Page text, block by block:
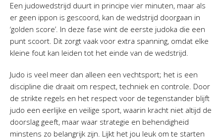
Een judowedstrijd duurt in principe vier minuten, maar als
er geen ippon is gescoord, kan de wedstrijd doorgaan in
‘golden score’. In deze fase wint de eerste judoka die een
punt scoort. Dit zorgt vaak voor extra spanning, omdat elke
kleine fout kan leiden tot het einde van de wedstrijd.
Judo is veel meer dan alleen een vechtsport; het is een
discipline die draait om respect, techniek en controle. Door
de strikte regels en het respect voor de tegenstander blijft
judo een eerlijke en veilige sport, waarin kracht niet altijd de
doorslag geeft, maar waar strategie en behendigheid
minstens zo belangrijk zijn. Lijkt het jou leuk om te starten